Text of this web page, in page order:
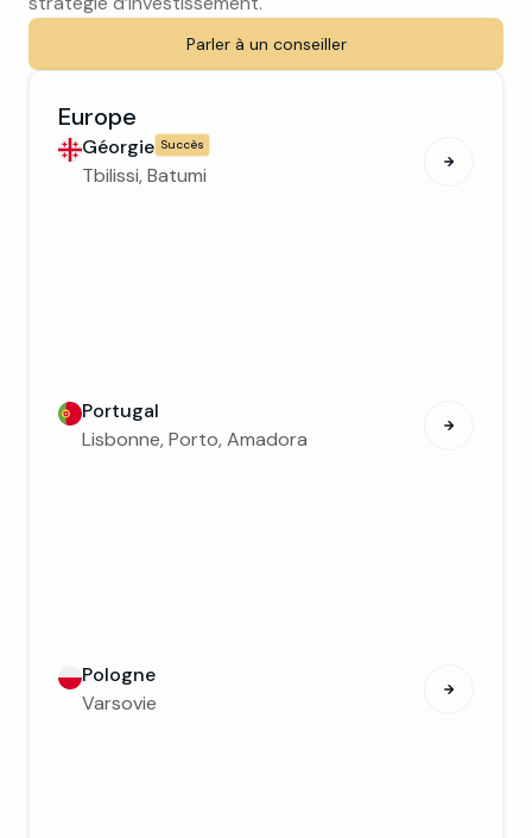
Parler à un conseiller
Europe
Géorgie Succès
Tbilissi, Batumi
Portugal
Lisbonne, Porto, Amadora
Pologne
Varsovie